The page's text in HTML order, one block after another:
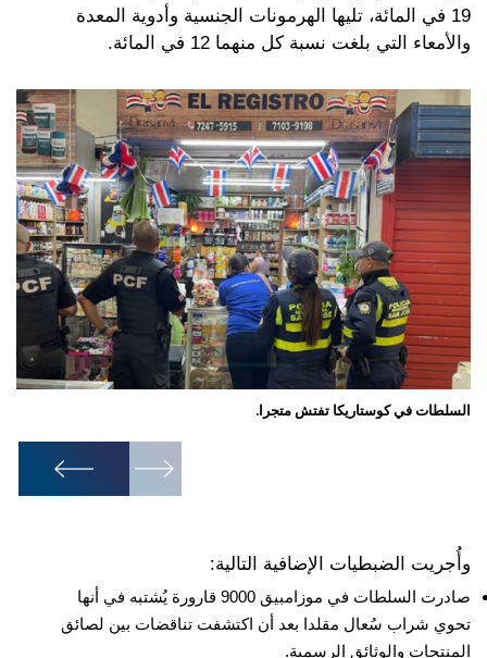
19 في المائة، تليها الهرمونات الجنسية وأدوية المعدة
والأمعاء التي بلغت نسبة كل منهما 12 في المائة.
السلطات في كوستاريكا تفتش متجرا.
1
وأُجريت الضبطيات الإضافية التالية:
صادرت السلطات في موزامبيق 9000 قارورة يُشتبه في أنها
تحوي شراب سُعال مقلدا بعد أن اكتشفت تناقضات بين لصائق
المنتجات والوثائق الرسمية.